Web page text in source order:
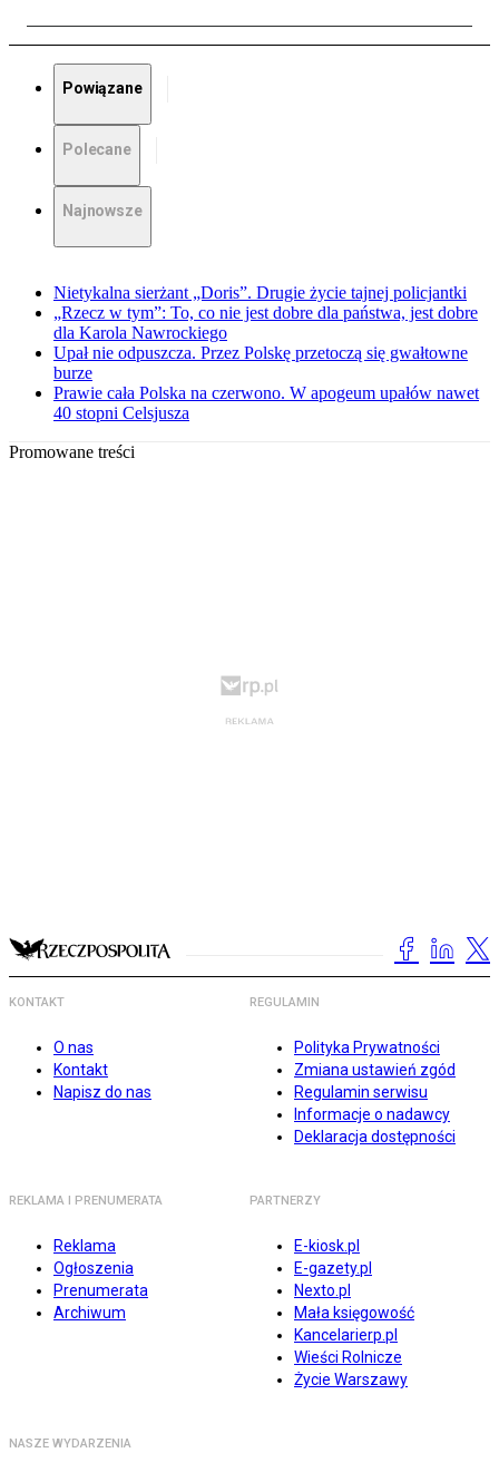
Powiązane
Polecane
Najnowsze
Nietykalna sierżant „Doris”. Drugie życie tajnej policjantki
„Rzecz w tym”: To, co nie jest dobre dla państwa, jest dobre
dla Karola Nawrockiego
Upał nie odpuszcza. Przez Polskę przetoczą się gwałtowne
burze
Prawie cała Polska na czerwono. W apogeum upałów nawet
40 stopni Celsjusza
Promowane treści
KONTAKT
O nas
Kontakt
Napisz do nas
REGULAMIN
Polityka Prywatności
Zmiana ustawień zgód
Regulamin serwisu
Informacje o nadawcy
Deklaracja dostępności
REKLAMA I PRENUMERATA
Reklama
Ogłoszenia
Prenumerata
Archiwum
PARTNERZY
E-kiosk.pl
E-gazety.pl
Nexto.pl
Mała księgowość
Kancelarierp.pl
Wieści Rolnicze
Życie Warszawy
NASZE WYDARZENIA